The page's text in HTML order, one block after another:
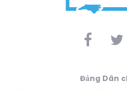
Đảng Dân